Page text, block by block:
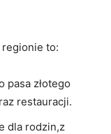
to:
pasa złotego
⁤restauracji.
dla rodzin,z